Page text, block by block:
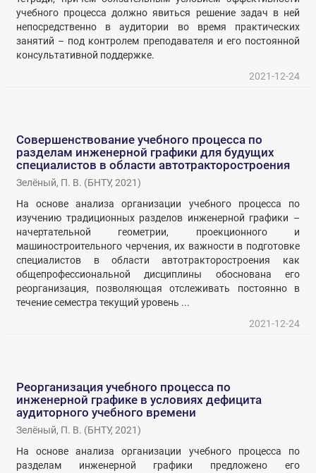
учебного процесса должно явиться решение задач в ней
непосредственно в аудитории во время практических
занятий – под контролем преподавателя и его постоянной
консультативной поддержке.
2021-12-24
Совершенствование учебного процесса по
разделам инженерной графики для будущих
специалистов в области автотракторостроения
Зелёный, П. В. (БНТУ,2021)
На основе анализа организации учебного процесса по
изучению традиционных разделов инженерной графики –
начертательной геометрии, проекционного и
машиностроительного черчения, их важности в подготовке
специалистов в области автотракторостроения как
общепрофессиональной дисциплины обоснована его
реорганизация, позволяющая отслеживать постоянно в
течение семестра текущий уровень ...
2021-12-24
Реорганизация учебного процесса по
инженерной графике в условиях дефицита
аудиторного учебного времени
Зелёный, П. В. (БНТУ,2021)
На основе анализа организации учебного процесса по
разделам инженерной графики предложено его